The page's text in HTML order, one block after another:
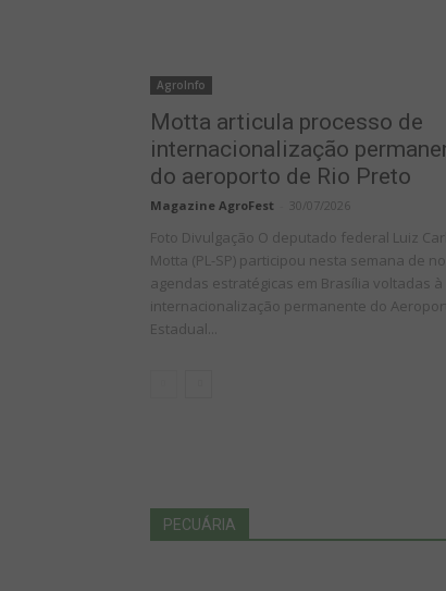
AgroInfo
Motta articula processo de
internacionalização
do aeroporto de Rio Preto
Magazine AgroFest 30/07/2026
Foto Divulgação O deputado federal Luiz
Motta (PL-SP) participou nesta semana de
agendas estratégicas em Brasília voltadas à
internacionalização permanente do
Estadual...
PECUÁRIA